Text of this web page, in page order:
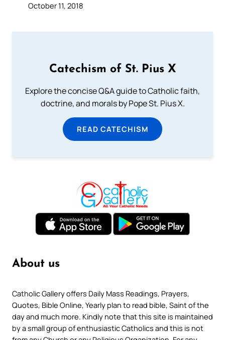
October 11, 2018
Catechism of St. Pius X
Explore the concise Q&A guide to Catholic faith,
doctrine, and morals by Pope St. Pius X.
READ CATECHISM
About us
Catholic Gallery offers Daily Mass Readings, Prayers,
Quotes, Bible Online, Yearly plan to read bible, Saint of the
day and much more. Kindly note that this site is maintained
by a small group of enthusiastic Catholics and this is not